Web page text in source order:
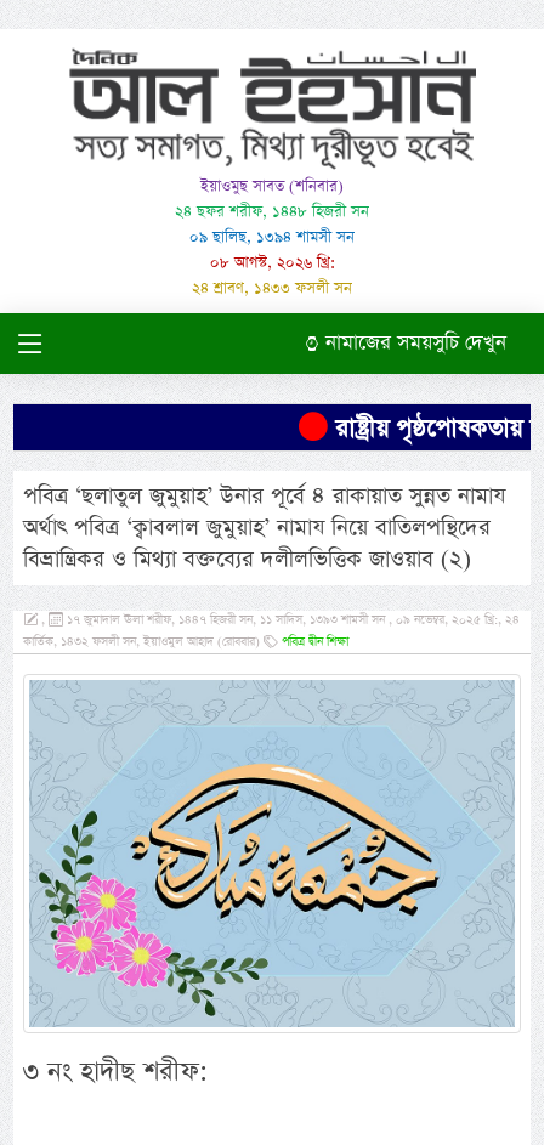
ইয়াওমুছ সাবত (শনিবার)
২৪ ছফর শরীফ, ১৪৪৮ হিজরী সন
০৯ ছালিছ, ১৩৯৪ শামসী সন
০৮ আগস্ট, ২০২৬ খ্রি:
২৪ শ্রাবণ, ১৪৩৩ ফসলী সন
নামাজের সময়সুচি দেখুন
রাষ্ট্রীয়
পবিত্র ‘ছলাতুল জুমুয়াহ’ উনার পূর্বে ৪ রাকায়াত সুন্নত নামায
অর্থাৎ পবিত্র ‘ক্বাবলাল জুমুয়াহ’ নামায নিয়ে বাতিলপন্থিদের
বিভ্রান্ত্রিকর ও মিথ্যা বক্তব্যের দলীলভিত্তিক জাওয়াব (২)
,
১৭ জুমাদাল ঊলা শরীফ, ১৪৪৭ হিজরী সন, ১১ সাদিস, ১৩৯৩ শামসী সন , ০৯ নভেম্বর, ২০২৫ খ্রি:, ২৪
কার্তিক, ১৪৩২ ফসলী সন, ইয়াওমুল আহাদ (রোববার)
পবিত্র দ্বীন শিক্ষা
৩ নং হাদীছ শরীফ: